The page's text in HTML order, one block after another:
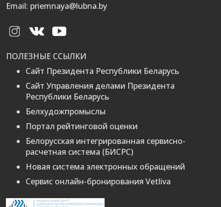
Email: priemnaya@lubna.by
ПОЛЕЗНЫЕ ССЫЛКИ
Сайт Президента Республики Беларусь
Сайт Управления делами Президента
Республики Беларусь
Белхудожпромыслы
Портал рейтинговой оценки
Белорусская интегрированная сервисно-
расчетная система (БИСРС)
Новая система электронных обращений
Сервис онлайн-бронирования Vetliva